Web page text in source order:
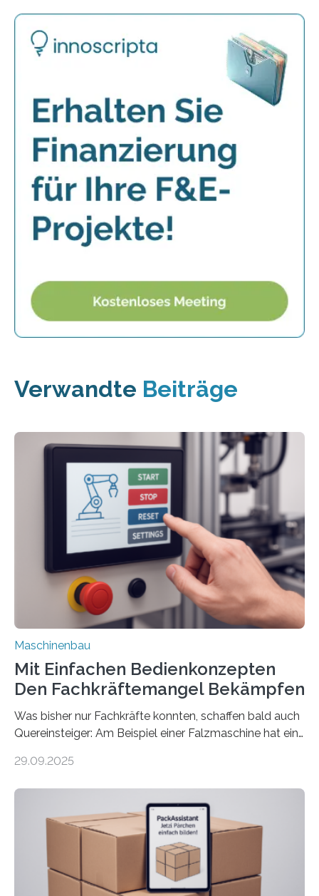
Verwandte Beiträge
Maschinenbau
Mit Einfachen Bedienkonzepten
Den Fachkräftemangel Bekämpfen
Was bisher nur Fachkräfte konnten, schaffen bald auch
Quereinsteiger: Am Beispiel einer Falzmaschine hat ein
Mensch-Maschine-Schnittstelle so sehr vereinfacht,
Die zugrunde liegende Methodik lässt sich auf alle
anderen Maschinen übertragen. Eine Falzmaschine
umzurüsten ist ein Job für echte Profis. Eine solche
Maschine faltet in Druckereien Broschüren, Prospekte,
Landkarten und vieles mehr – mehrere Zehntausend
Exemplare pro Stunde. Je nach Maschinentyp und
29.09.2025